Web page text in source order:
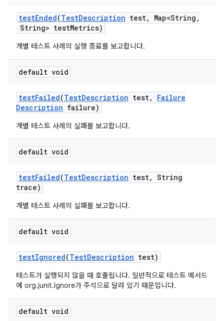
testEnded(TestDescription test, Map<String ,
String> testMetrics)
개별 테스트 사례의 실행 종료를 보고합니다.
default void
testFailed(TestDescription test,
Failure
Description failure)
개별 테스트 사례의 실패를 보고합니다.
default void
testFailed(TestDescription test, String
trace)
개별 테스트 사례의 실패를 보고합니다.
default void
testIgnored(TestDescription test)
테스트가 실행되지 않을 때 호출됩니다. 일반적으로 테스트 메서드
에 org.junit.Ignore가 주석으로 달려 있기 때문입니다.
default void